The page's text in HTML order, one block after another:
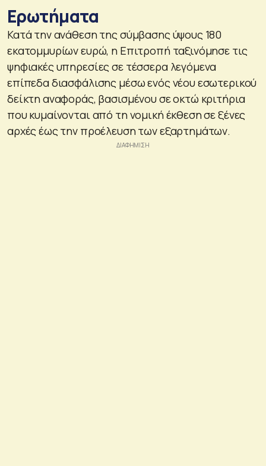
Ερωτήματα
Κατά την ανάθεση της σύμβασης ύψους 180
εκατομμυρίων ευρώ, η Επιτροπή ταξινόμησε τις
ψηφιακές υπηρεσίες σε τέσσερα λεγόμενα
επίπεδα διασφάλισης μέσω ενός νέου εσωτερικού
δείκτη αναφοράς, βασισμένου σε οκτώ κριτήρια
που κυμαίνονται από τη νομική έκθεση σε ξένες
αρχές έως την προέλευση των εξαρτημάτων.